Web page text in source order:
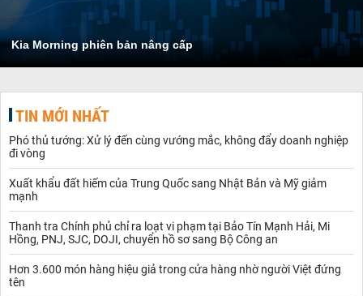
Kia Morning phiên bản nâng cấp
TIN MỚI NHẤT
Phó thủ tướng: Xử lý đến cùng vướng mắc, không đẩy doanh nghiệp
đi vòng
Xuất khẩu đất hiếm của Trung Quốc sang Nhật Bản và Mỹ giảm
mạnh
Thanh tra Chính phủ chỉ ra loạt vi phạm tại Bảo Tín Mạnh Hải, Mi
Hồng, PNJ, SJC, DOJI, chuyển hồ sơ sang Bộ Công an
Hơn 3.600 món hàng hiệu giả trong cửa hàng nhờ người Việt đứng
tên